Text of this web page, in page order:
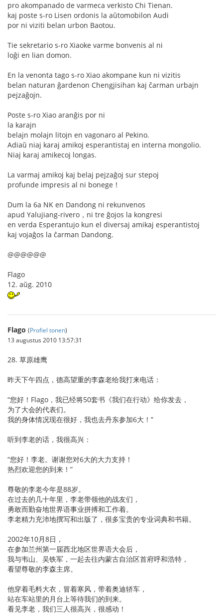
pro akompanado de varmeca verkisto Chi Tienan.
kaj poste s-ro Lisen ordonis la aŭtomobilon Audi
por ni viziti belan urbon Baotou.
Tie sekretario s-ro Xiaoke varme bonvenis al ni
loĝi en lian domon.
En la venonta tago s-ro Xiao akompane kun ni vizitis
belan naturan ĝardenon Chengjisihan kaj ĉarman urbajn
pejzaĝojn.
Poste s-ro Xiao aranĝis por ni
la karajn
belajn molajn litojn en vagonaro al Pekino.
Adiaŭ niaj karaj amikoj esperantistaj en interna mongolio.
Niaj karaj amikecoj longas.
La varmaj amikoj kaj belaj pejzaĝoj sur stepoj
profunde impresis al ni bonege！
Dum la 6a NK en Dandong ni rekunvenos
apud Yalujiang-rivero，ni tre ĝojos la kongresi
en verda Esperantujo kun el diversaj amikaj esperantistoj
kaj vojaĝos la ĉarman Dandong.
@@@@@@
Flago
12. aŭg. 2010
Flago (Profiel tonen)
13 augustus 2010 13:57:31
28. 草原雄鹰
昨天下午四点，德高望重的李森老给我打来电话：
“您好！Flago，我已经将50套书《我们在行动》给你发去，
为了大会的代表们。
我的身体情况现在很好，我也去丹东参加6大！”
听到李老的话，我很高兴：
“您好！李老。谢谢您对6大的大力支持！
热烈欢迎您的到来！”
尊敬的李老今年是88岁。
在过去的几十年里，李老带领他的战友们，
勇敢而勤奋地世界语事业拼搏和工作着。
李老精力充沛地撰写和出版了，很多宝贵的专业词典和书籍。
2002年10月8日，
在参加兰州第一届西北地区世界语大会后，
我与韦山、吴铁军，一起去往内蒙古自治区首府呼和浩特，
看望尊敬的李森主席。
他穿着毛料大衣，冒着寒风，带着奥迪轿车，
站在车站里的月台上等待我们的到来。
看见李老，我们三人很高兴，很感动！